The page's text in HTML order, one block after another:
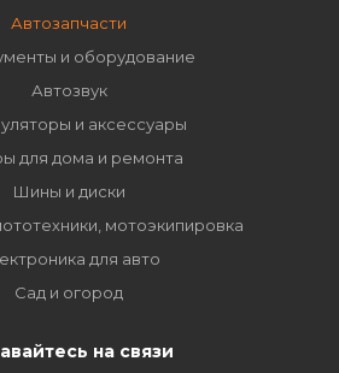
Автозапчасти
и оборудование
Автозвук
и аксессуары
для дома и ремонта
Шины и диски
мотоэкипировка
для авто
Сад и огород
на связи